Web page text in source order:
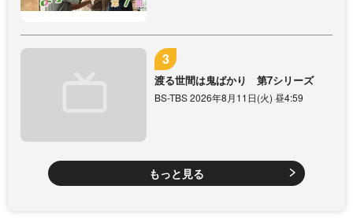
渡る世間は鬼ばかり 第7シリーズ
BS-TBS 2026年8月11日(火) 昼4:59
もっと見る